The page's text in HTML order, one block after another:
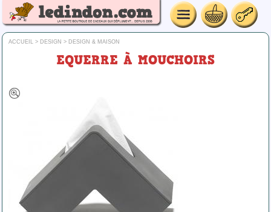
ACCUEIL > DESIGN > DESIGN & MAISON
EQUERRE À MOUCHOIRS